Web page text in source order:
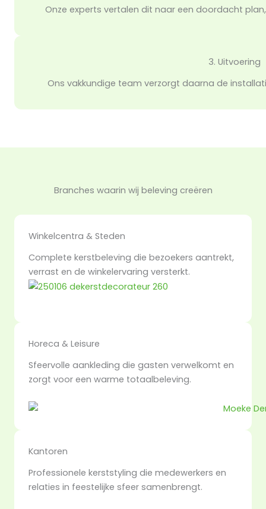
Onze experts vertalen dit naar een doordacht
3. Uitvoering
Ons vakkundige team verzorgt daarna de
Branches waarin wij beleving creëren
Winkelcentra & Steden
Complete kerstbeleving die bezoekers aantrekt,
verrast en de winkelervaring versterkt.
Horeca & Leisure
Sfeervolle aankleding die gasten verwelkomt en
zorgt voor een warme totaalbeleving.
Kantoren
Professionele kerststyling die medewerkers en
relaties in feestelijke sfeer samenbrengt.